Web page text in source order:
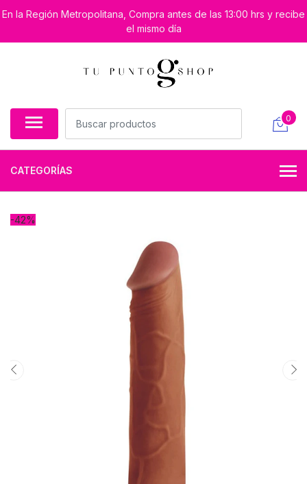
En la Región Metropolitana, Compra antes de las 13:00 hrs y recibe
el mismo día
0
CATEGORÍAS
-42%